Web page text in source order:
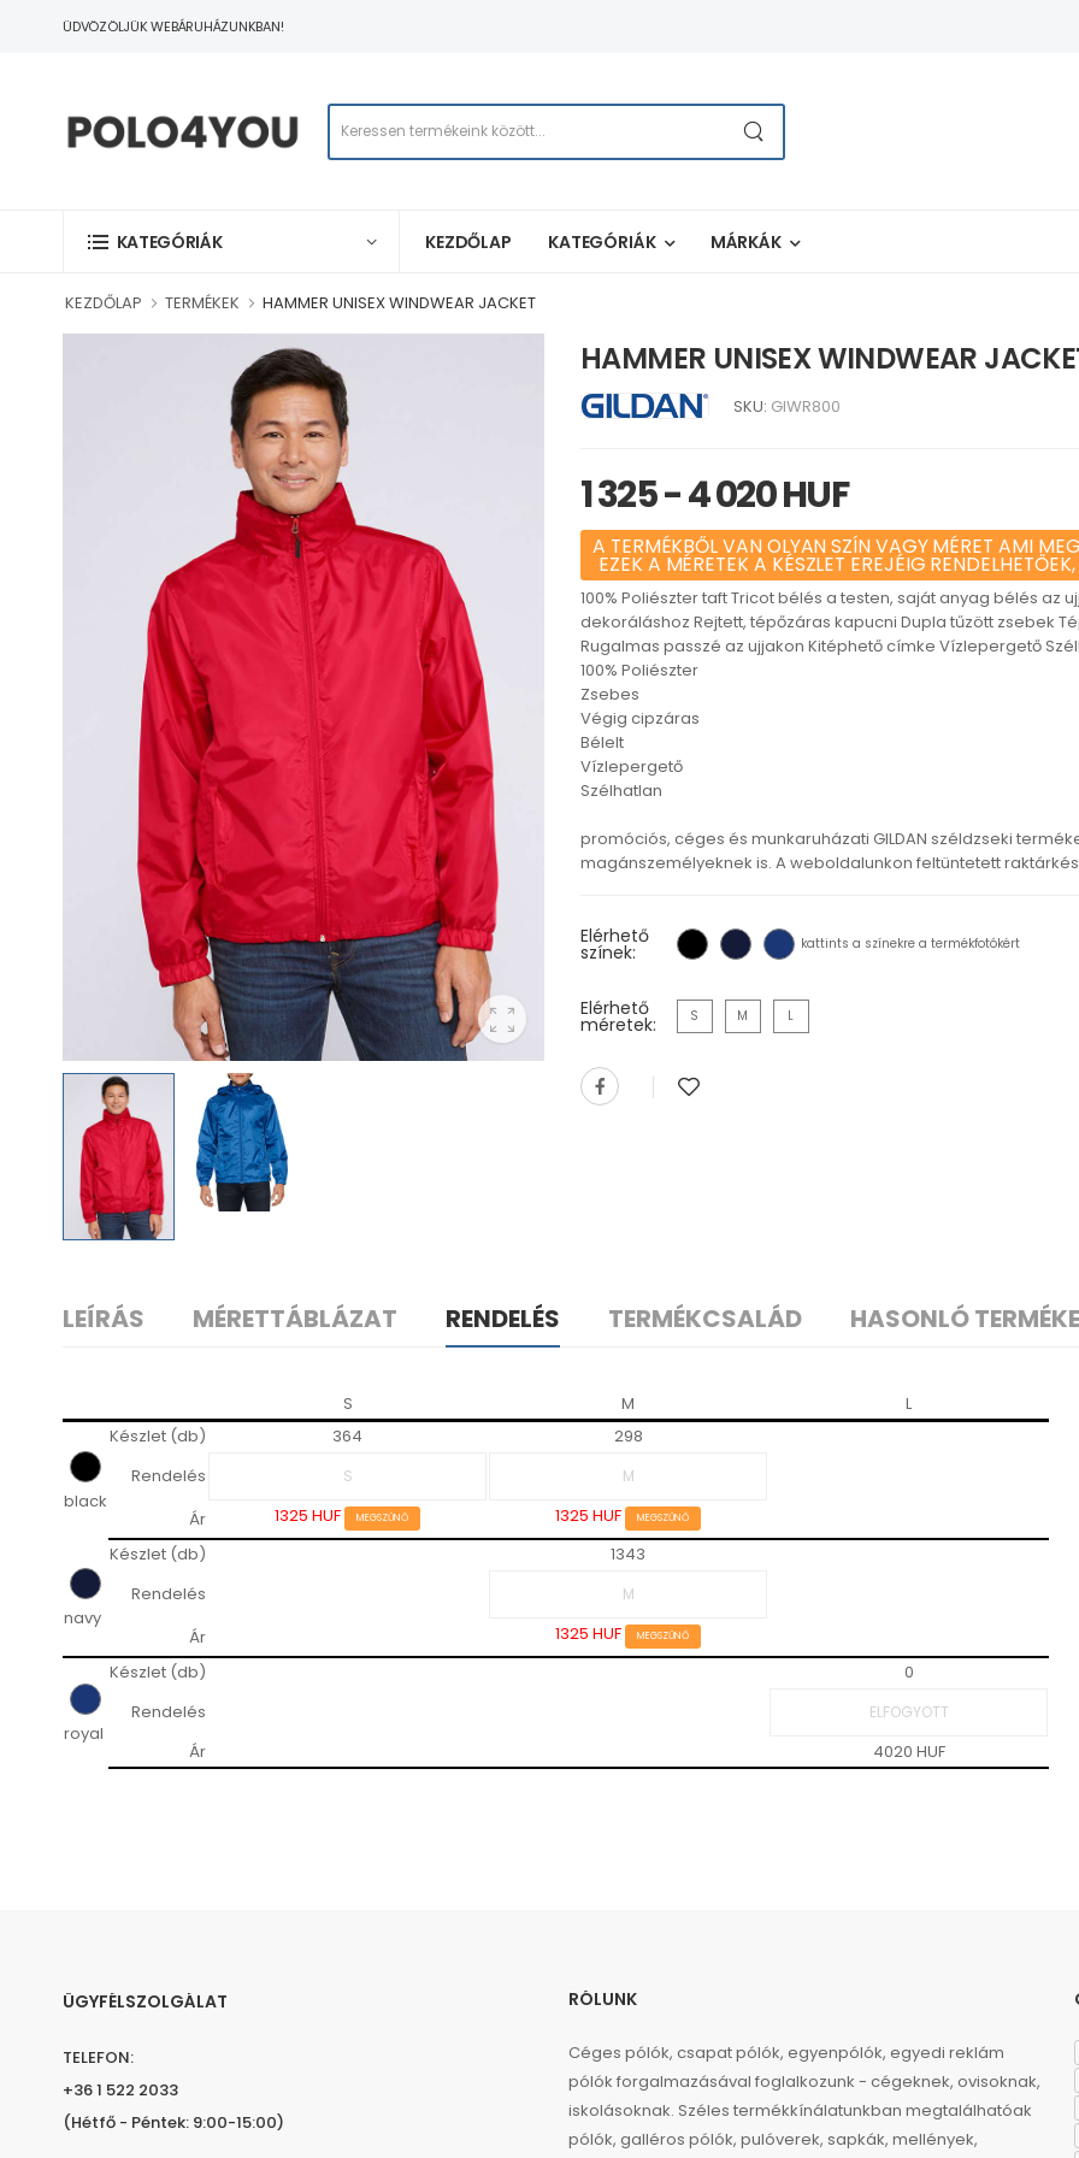
ÜDVÖZÖLJÜK WEBÁRUHÁZUNKBAN!
KATEGÓRIÁK KEZDŐLAP KATEGÓRIÁK MÁRKÁK
KEZDŐLAP TERMÉKEK HAMMER UNISEX WINDWEAR JACKET
HAMMER UNISEX WINDWEAR
SKU: GIWR800
1 325 - 4 020 HUF
A TERMÉKBŐL VAN OLYAN SZÍN VAGY MÉRET AMI
EZEK A MÉRETEK A KÉSZLET EREJÉIG
100% Poliészter taft Tricot bélés a testen, saját anyag bélés
dekoráláshoz Rejtett, tépőzáras kapucni Dupla tűzött zsebek
Rugalmas passzé az ujjakon Kitéphető címke Vízlepergető
100% Poliészter
Zsebes
Végig cipzáras
Bélelt
Vízlepergető
Szélhatlan
promóciós, céges és munkaruházati GILDAN széldzseki
magánszemélyeknek is. A weboldalunkon feltüntetett
Elérhető
színek: kattints a színekre a termékfotókért
Elérhető
méretek: S M L
LEÍRÁS MÉRETTÁBLÁZAT RENDELÉS TERMÉKCSALÁD HASONLÓ
S M L
black
Készlet (db) 364
298
Rendelés
Ár
1325 HUF MEGSZŰNŐ 1325 HUF MEGSZŰNŐ
navy
Készlet (db)
1343
Rendelés
Ár
1325 HUF MEGSZŰNŐ
royal
Készlet (db)
0
Rendelés
Ár
4020 HUF
ÜGYFÉLSZOLGÁLAT
TELEFON:
+36 1 522 2033
(Hétfő - Péntek: 9:00-15:00)
RÓLUNK
Céges pólók, csapat pólók, egyenpólók, egyedi reklám
pólók forgalmazásával foglalkozunk - cégeknek, ovisoknak,
iskolásoknak. Széles termékkínálatunkban megtalálhatóak
pólók, galléros pólók, pulóverek, sapkák, mellények,